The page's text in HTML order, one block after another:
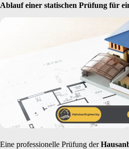
Ablauf einer statischen Prüfung für
Eine professionelle Prüfung der